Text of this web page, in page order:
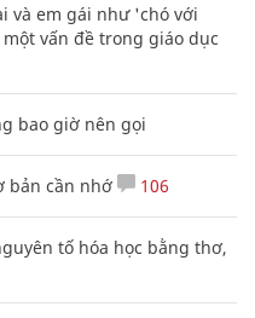
và em gái như 'chó với
vấn đề trong giáo dục
bao giờ nên gọi
bản cần nhớ 106
tố hóa học bằng thơ,